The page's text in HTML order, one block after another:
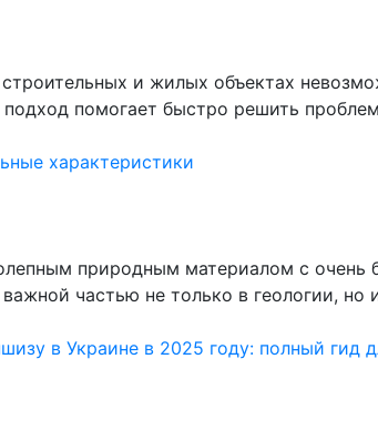
и жилых объектах
помогает быстро решить
характеристики
природным материалом с очень
частью не только в геологии, но
в Украине в 2025 году: полный гид